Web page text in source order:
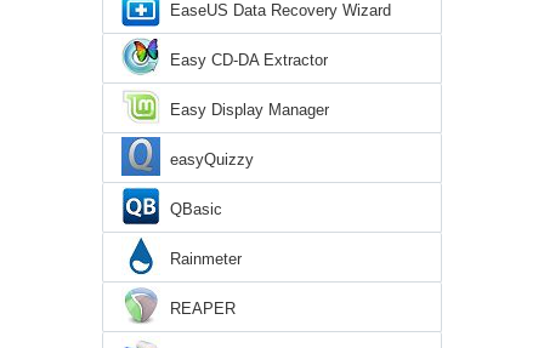
EaseUS Data Recovery Wizard
Easy CD-DA Extractor
Easy Display Manager
easyQuizzy
QBasic
Rainmeter
REAPER